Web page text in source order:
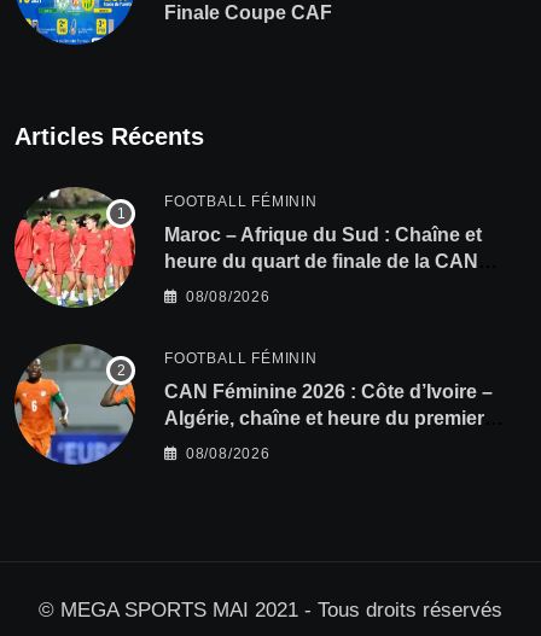
Finale Coupe CAF
Articles Récents
FOOTBALL FÉMININ
Maroc – Afrique du Sud : Chaîne et
heure du quart de finale de la CAN
Féminine 2026
08/08/2026
FOOTBALL FÉMININ
CAN Féminine 2026 : Côte d’Ivoire –
Algérie, chaîne et heure du premier
quart de finale
08/08/2026
© MEGA SPORTS MAI 2021 - Tous droits réservés